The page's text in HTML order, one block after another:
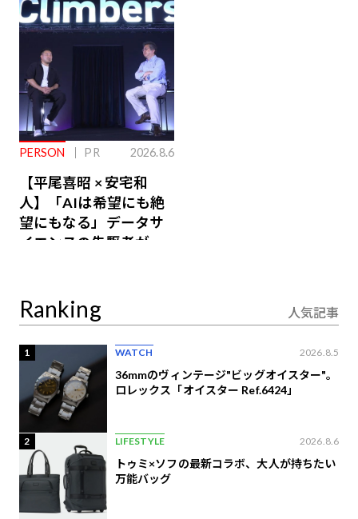
PERSON PR 2026.8.6
【平尾喜昭 × 安宅和
人】「AIは希望にも絶
望にもなる」データサ
イエンスの先駆者が語
Ranking 人気記事
1 WATCH 2026.8.5
36mmのヴィンテージ"ビッグオイスター"。
ロレックス「オイスター Ref.6424」
2 LIFESTYLE 2026.8.6
トゥミ×ソフの最新コラボ、大人が持ちたい
万能バッグ